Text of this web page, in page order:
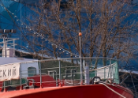
направлений,
отделения РГО
полюсов,